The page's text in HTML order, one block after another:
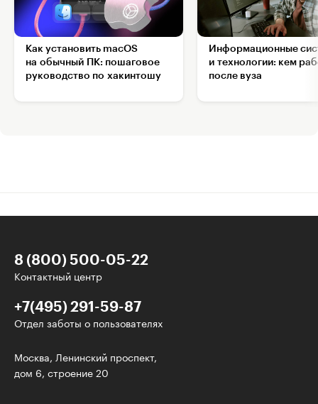
Как установить macOS
на обычный ПК: пошаговое
руководство по хакинтошу
Информационные
и технологии: кем
после вуза
8 (800) 500-05-22
Контактный центр
+7(495) 291-59-87
Отдел заботы о пользователях
Москва, Ленинский проспект,
дом 6, строение 20
Интересное - на почту!
Выберите тему рассылки